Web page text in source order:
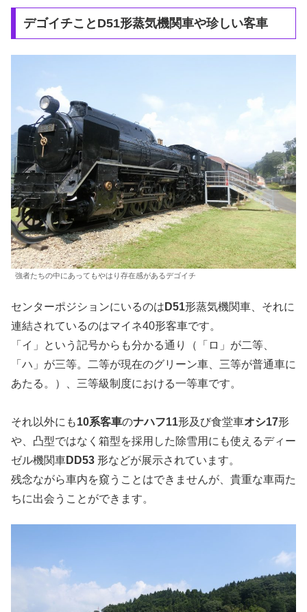
デゴイチことD51形蒸気機関車や珍しい客車
強者たちの中にあってもやはり存在感があるデゴイチ
センターポジションにいるのは D51形蒸気機関車、それに
連結されているのはマイネ40形客車です。
「イ」という記号からも分かる通り（「ロ」が二等、
「ハ」が三等。二等が現在のグリーン車、三等が普通車に
あたる。）、三等級制度における一等車です。
それ以外にも10系客車のナハフ11形及び食堂車オシ17形
や、凸型ではなく箱型を採用した除雪用にも使えるディー
ゼル機関車DD53 形などが展示されています。
残念ながら車内を窺うことはできませんが、貴重な車両た
ちに出会うことができます。